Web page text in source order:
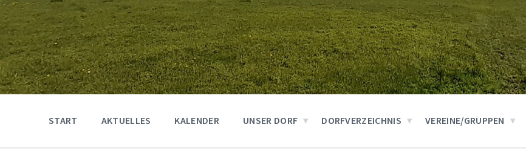
START AKTUELLES KALENDER UNSER DORF DORFVERZEICHNIS VEREINE/GRUPPEN